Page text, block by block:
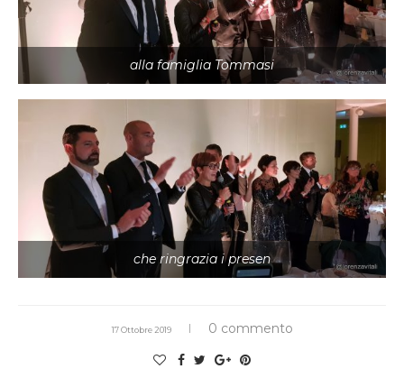
alla famiglia Tommasi
che ringrazia i presen
17 Ottobre 2019 0 commento